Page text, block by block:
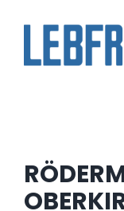
springen